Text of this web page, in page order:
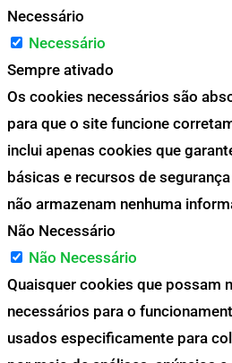
Necessário
Necessário
Sempre ativado
Os cookies necessários são
para que o site funcione
inclui apenas cookies que
básicas e recursos de
não armazenam nenhuma
Não Necessário
Não Necessário
Quaisquer cookies que possam
necessários para o
usados especificamente para